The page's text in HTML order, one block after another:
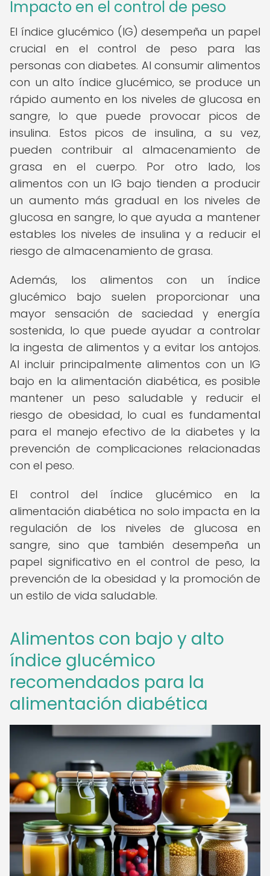
Impacto en el control de peso
El índice glucémico (IG) desempeña un papel
crucial en el control de peso para las
personas con diabetes. Al consumir alimentos
con un alto índice glucémico, se produce un
rápido aumento en los niveles de glucosa en
sangre, lo que puede provocar picos de
insulina. Estos picos de insulina, a su vez,
pueden contribuir al almacenamiento de
grasa en el cuerpo. Por otro lado, los
alimentos con un IG bajo tienden a producir
un aumento más gradual en los niveles de
glucosa en sangre, lo que ayuda a mantener
estables los niveles de insulina y a reducir el
riesgo de almacenamiento de grasa.
Además, los alimentos con un índice
glucémico bajo suelen proporcionar una
mayor sensación de saciedad y energía
sostenida, lo que puede ayudar a controlar
la ingesta de alimentos y a evitar los antojos.
Al incluir principalmente alimentos con un IG
bajo en la alimentación diabética, es posible
mantener un peso saludable y reducir el
riesgo de obesidad, lo cual es fundamental
para el manejo efectivo de la diabetes y la
prevención de complicaciones relacionadas
con el peso.
El control del índice glucémico en la
alimentación diabética no solo impacta en la
regulación de los niveles de glucosa en
sangre, sino que también desempeña un
papel significativo en el control de peso, la
prevención de la obesidad y la promoción de
un estilo de vida saludable.
Alimentos con bajo y alto
índice glucémico
recomendados para la
alimentación diabética